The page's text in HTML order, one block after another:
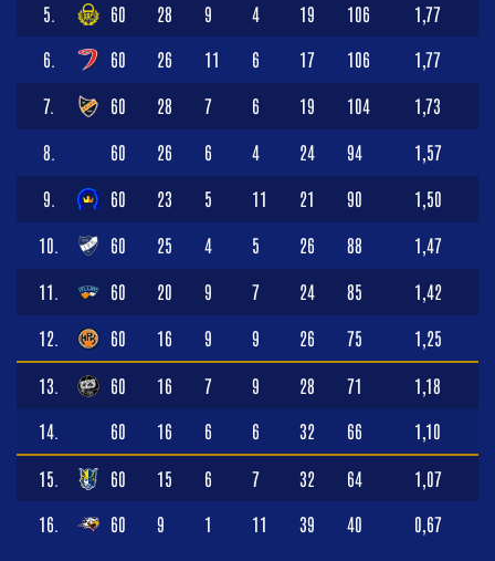
5. 60 28 9 4 19 106 1,77
6. 60 26 11 6 17 106 1,77
7. 60 28 7 6 19 104 1,73
8. 60 26 6 4 24 94 1,57
9. 60 23 5 11 21 90 1,50
10. 60 25 4 5 26 88 1,47
11. 60 20 9 7 24 85 1,42
12. 60 16 9 9 26 75 1,25
13. 60 16 7 9 28 71 1,18
14. 60 16 6 6 32 66 1,10
15. 60 15 6 7 32 64 1,07
16. 60 9 1 11 39 40 0,67